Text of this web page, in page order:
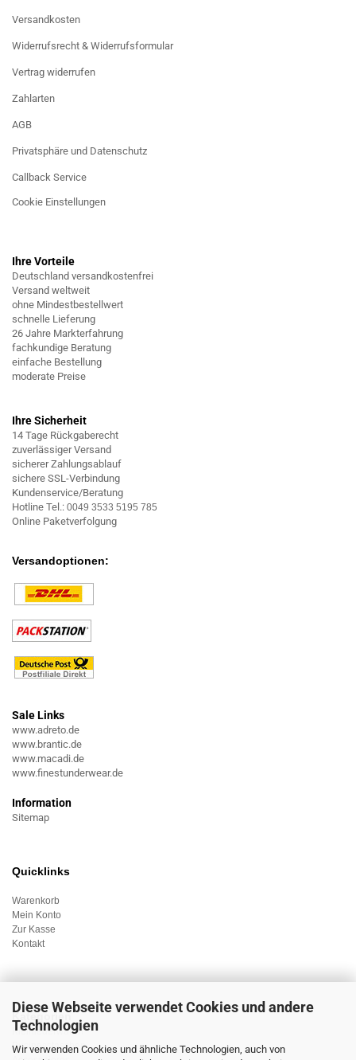
Diese Webseite verwendet Cookies und andere
Technologien
Wir verwenden Cookies und ähnliche Technologien, auch von
Versandkosten
Widerrufsrecht & Widerrufsformular
Vertrag widerrufen
Zahlarten
AGB
Privatsphäre und Datenschutz
Callback Service
Cookie Einstellungen
Ihre Vorteile
Deutschland versandkostenfrei
Versand weltweit
ohne Mindestbestellwert
schnelle Lieferung
26 Jahre Markterfahrung
fachkundige Beratung
einfache Bestellung
moderate Preise
Ihre Sicherheit
14 Tage Rückgaberecht
zuverlässiger Versand
sicherer Zahlungsablauf
sichere SSL-Verbindung
Kundenservice/Beratung
Hotline Tel.: 0049 3533 5195 785
Online Paketverfolgung
Versandoptionen:
Sale Links
www.adreto.de
www.brantic.de
www.macadi.de
www.finestunderwear.de
Information
Sitemap
Quicklinks
Warenkorb
Mein Konto
Zur Kasse
Kontakt
Kategorien
Kleinlederwaren
Businesstaschen